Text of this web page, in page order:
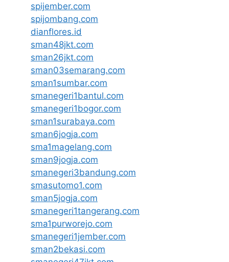
spijember.com
spijombang.com
dianflores.id
sman48jkt.com
sman26jkt.com
sman03semarang.com
sman1sumbar.com
smanegeri1bantul.com
smanegeri1bogor.com
sman1surabaya.com
sman6jogja.com
sma1magelang.com
sman9jogja.com
smanegeri3bandung.com
smasutomo1.com
sman5jogja.com
smanegeri1tangerang.com
sma1purworejo.com
smanegeri1jember.com
sman2bekasi.com